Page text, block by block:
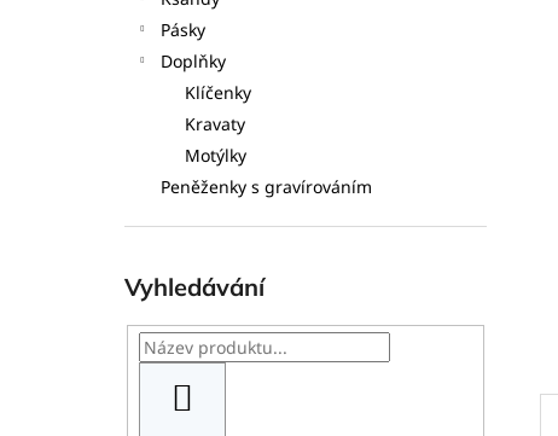
Pásky
Doplňky
Klíčenky
Kravaty
Motýlky
Peněženky s gravírováním
Vyhledávání